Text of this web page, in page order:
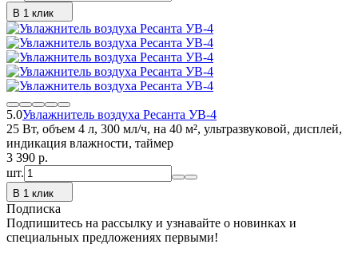
В 1 клик
5.0Увлажнитель воздуха Ресанта УВ-4
25 Вт, объем 4 л, 300 мл/ч, на 40 м², ультразвуковой, дисплей,
индикация влажности, таймер
3 390 p.
шт.
В 1 клик
Подписка
Подпишитесь на рассылку и узнавайте о новинках и
специальных предложениях первыми!